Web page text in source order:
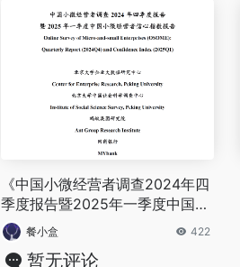
《中国小微经营者调查2024年四
季度报告暨2025年一季度中国小
微经营者信心指数报告》PDF下
载（免费）
餐小盒 422
暂无评论